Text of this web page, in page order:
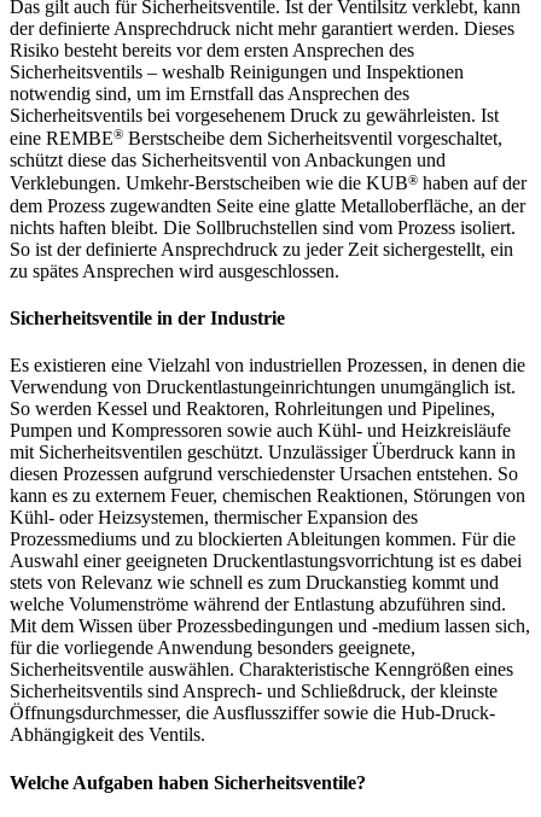
Das gilt auch für Sicherheitsventile. Ist der Ventilsitz verklebt, kann
der definierte Ansprechdruck nicht mehr garantiert werden. Dieses
Risiko besteht bereits vor dem ersten Ansprechen des
Sicherheitsventils – weshalb Reinigungen und Inspektionen
notwendig sind, um im Ernstfall das Ansprechen des
Sicherheitsventils bei vorgesehenem Druck zu gewährleisten. Ist
eine REMBE® Berstscheibe dem Sicherheitsventil vorgeschaltet,
schützt diese das Sicherheitsventil von Anbackungen und
Verklebungen. Umkehr-Berstscheiben wie die KUB® haben auf der
dem Prozess zugewandten Seite eine glatte Metalloberfläche, an der
nichts haften bleibt. Die Sollbruchstellen sind vom Prozess isoliert.
So ist der definierte Ansprechdruck zu jeder Zeit sichergestellt, ein
zu spätes Ansprechen wird ausgeschlossen.
Sicherheitsventile in der Industrie
Es existieren eine Vielzahl von industriellen Prozessen, in denen die
Verwendung von Druckentlastungeinrichtungen unumgänglich ist.
So werden Kessel und Reaktoren, Rohrleitungen und Pipelines,
Pumpen und Kompressoren sowie auch Kühl- und Heizkreisläufe
mit Sicherheitsventilen geschützt. Unzulässiger Überdruck kann in
diesen Prozessen aufgrund verschiedenster Ursachen entstehen. So
kann es zu externem Feuer, chemischen Reaktionen, Störungen von
Kühl- oder Heizsystemen, thermischer Expansion des
Prozessmediums und zu blockierten Ableitungen kommen. Für die
Auswahl einer geeigneten Druckentlastungsvorrichtung ist es dabei
stets von Relevanz wie schnell es zum Druckanstieg kommt und
welche Volumenströme während der Entlastung abzuführen sind.
Mit dem Wissen über Prozessbedingungen und -medium lassen sich,
für die vorliegende Anwendung besonders geeignete,
Sicherheitsventile auswählen. Charakteristische Kenngrößen eines
Sicherheitsventils sind Ansprech- und Schließdruck, der kleinste
Öffnungsdurchmesser, die Ausflussziffer sowie die Hub-Druck-
Abhängigkeit des Ventils.
Welche Aufgaben haben Sicherheitsventile?